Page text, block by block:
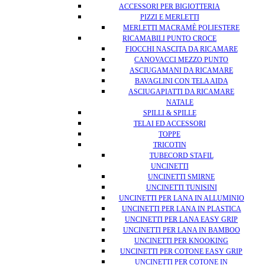
ACCESSORI PER BIGIOTTERIA
PIZZI E MERLETTI
MERLETTI MACRAMÈ POLIESTERE
RICAMABILI PUNTO CROCE
FIOCCHI NASCITA DA RICAMARE
CANOVACCI MEZZO PUNTO
ASCIUGAMANI DA RICAMARE
BAVAGLINI CON TELA AIDA
ASCIUGAPIATTI DA RICAMARE
NATALE
SPILLI & SPILLE
TELAI ED ACCESSORI
TOPPE
TRICOTIN
TUBECORD STAFIL
UNCINETTI
UNCINETTI SMIRNE
UNCINETTI TUNISINI
UNCINETTI PER LANA IN ALLUMINIO
UNCINETTI PER LANA IN PLASTICA
UNCINETTI PER LANA EASY GRIP
UNCINETTI PER LANA IN BAMBOO
UNCINETTI PER KNOOKING
UNCINETTI PER COTONE EASY GRIP
UNCINETTI PER COTONE IN